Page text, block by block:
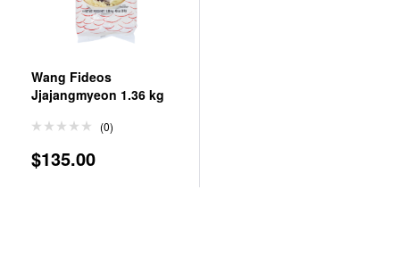
Wang Fideos
Jjajangmyeon 1.36 kg
(0)
$135.00